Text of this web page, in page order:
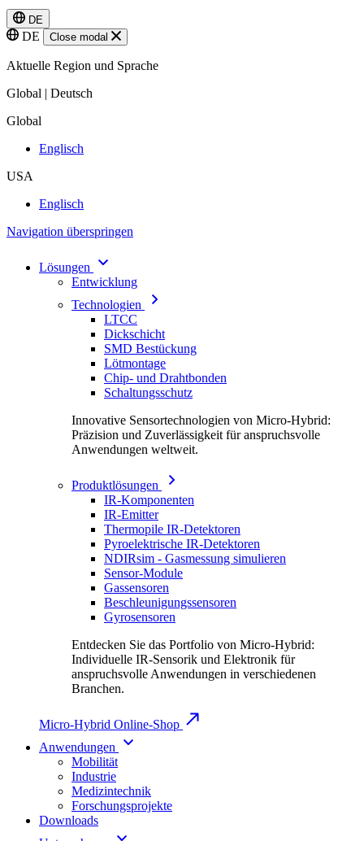
DE
DE Close modal
Aktuelle Region und Sprache
Global | Deutsch
Global
Englisch
USA
Englisch
Navigation überspringen
Lösungen
Entwicklung
Technologien
LTCC
Dickschicht
SMD Bestückung
Lötmontage
Chip- und Drahtbonden
Schaltungsschutz
Innovative Sensortechnologien von Micro-Hybrid:
Präzision und Zuverlässigkeit für anspruchsvolle
Anwendungen weltweit.
Produktlösungen
IR-Komponenten
IR-Emitter
Thermopile IR-Detektoren
Pyroelektrische IR-Detektoren
NDIRsim - Gasmessung simulieren
Sensor-Module
Gassensoren
Beschleunigungssensoren
Gyrosensoren
Entdecken Sie das Portfolio von Micro-Hybrid:
Individuelle IR-Sensorik und Elektronik für
anspruchsvolle Anwendungen in verschiedenen
Branchen.
Micro-Hybrid Online-Shop
Anwendungen
Mobilität
Industrie
Medizintechnik
Forschungsprojekte
Downloads